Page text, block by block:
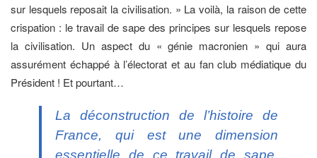
sur lesquels reposait la civilisation. » La voilà, la raison de cette
crispation : le travail de sape des principes sur lesquels repose
la civilisation. Un aspect du « génie macronien » qui aura
assurément échappé à l’électorat et au fan club médiatique du
Président ! Et pourtant…
La déconstruction de l’histoire de
France, qui est une dimension
essentielle de ce travail de sape,